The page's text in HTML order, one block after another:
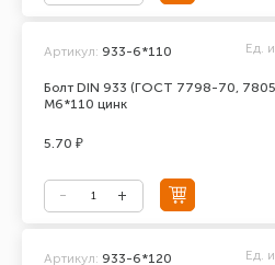
Болт DIN 933 (ГОСТ 7798-70,
М6*110 цинк
Артикул: 933-6*110 Ед.
5.70 ₽
Артикул: 933-6*120 Ед.